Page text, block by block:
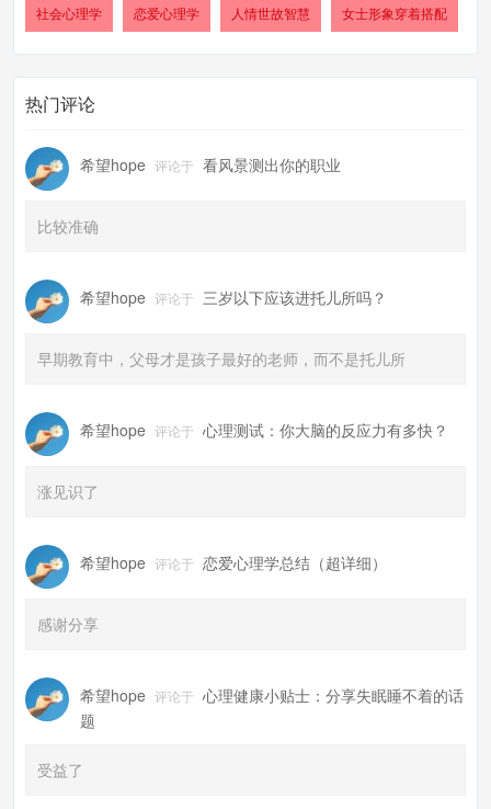
社会心理学 恋爱心理学 人情世故智慧 女士形象穿着搭配
热门评论
希望hope 评论于 看风景测出你的职业
比较准确
希望hope 评论于 三岁以下应该进托儿所吗？
早期教育中，父母才是孩子最好的老师，而不是托儿所
希望hope 评论于 心理测试：你大脑的反应力有多快？
涨见识了
希望hope 评论于 恋爱心理学总结（超详细）
感谢分享
希望hope 评论于 心理健康小贴士：分享失眠睡不着的话
题
受益了